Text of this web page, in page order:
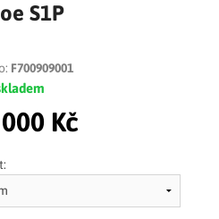
S1P
F700909001
Kč